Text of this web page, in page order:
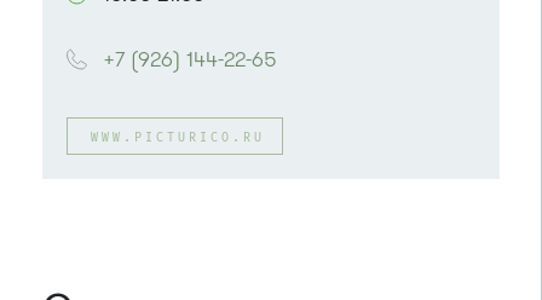
+7 (926) 144-22-65
WWW.PICTURICO.RU